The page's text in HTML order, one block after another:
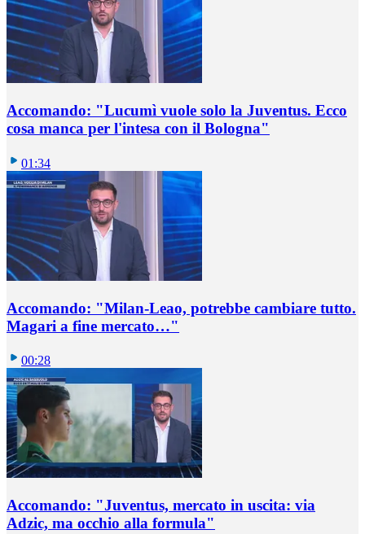
Accomando: "Lucumì vuole solo la Juventus. Ecco
cosa manca per l'intesa con il Bologna"
01:34
Accomando: "Milan-Leao, potrebbe cambiare tutto.
Magari a fine mercato…"
00:28
Accomando: "Juventus, mercato in uscita: via
Adzic, ma occhio alla formula"